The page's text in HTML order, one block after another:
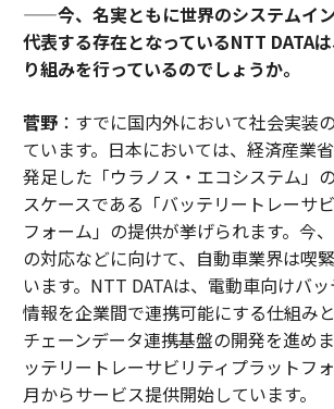
——今、名実ともに世界のシステムイ
代表する存在となっているNTT DATA
り組みを行っているのでしょうか。
菅野：すでに国内外において社会実装
ています。日本においては、経済産業
発足した「ウラノス・エコシステム」
スケースである「バッテリートレーサ
フォーム」の提供が挙げられます。今
の対応などに向けて、自動車業界は喫
います。NTT DATAは、電動車向けバ
情報を企業間で連携可能にする仕組み
チェーンデータ連携基盤の開発を進め
ッテリートレーサビリティプラットフ
月からサービス提供開始しています。